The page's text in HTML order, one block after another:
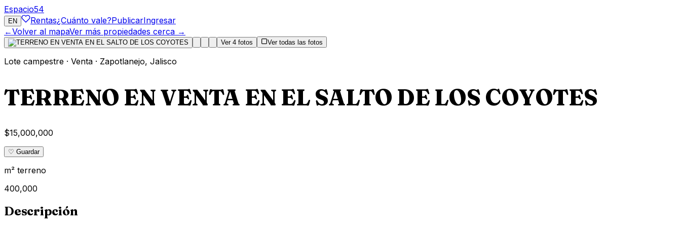
Espacio54
EN Rentas¿Cuánto vale?PublicarIngresar
←Volver al mapaVer más propiedades cerca →
Ver 4 fotos Ver todas las fotos
Lote campestre · Venta · Zapotlanejo, Jalisco
TERRENO EN VENTA EN EL SALTO DE LOS COYOTES
$15,000,000
♡ Guardar
m² terreno
400,000
Descripción